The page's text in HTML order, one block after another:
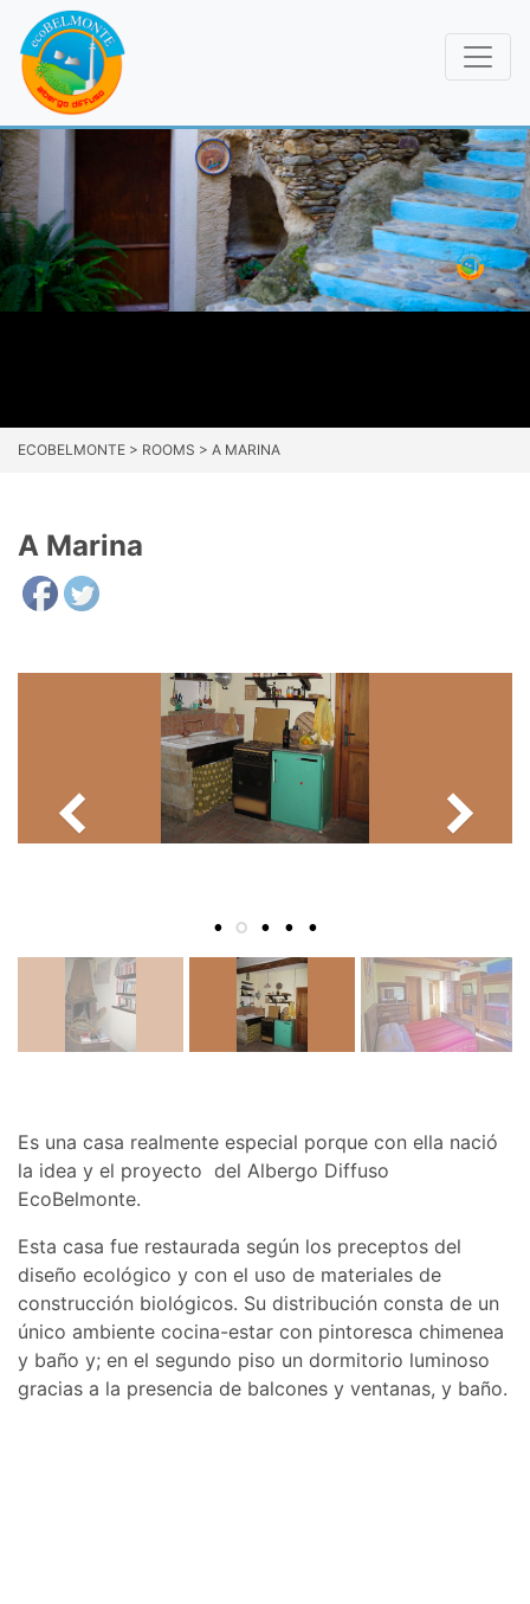
ECOBELMONTE > ROOMS > A MARINA
A Marina
Es una casa realmente especial porque con ella nació
la idea y el proyecto del Albergo Diffuso
EcoBelmonte.
Esta casa fue restaurada según los preceptos del
diseño ecológico y con el uso de materiales de
construcción biológicos. Su distribución consta de un
único ambiente cocina-estar con pintoresca chimenea
y baño y; en el segundo piso un dormitorio luminoso
gracias a la presencia de balcones y ventanas, y baño.